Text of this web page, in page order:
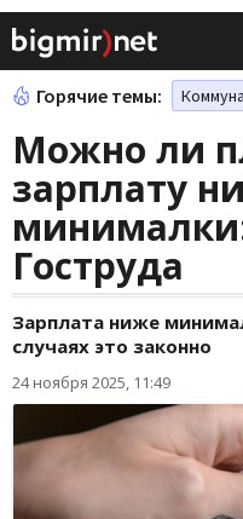
Горячие темы:
Можно ли
зарплату
Гоструда
Зарплата ниже
случаях это законно
24 ноября 2025, 11:49